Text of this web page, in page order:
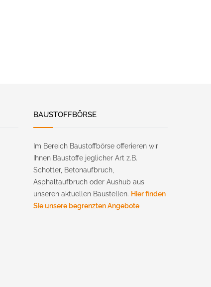
BAUSTOFFBÖRSE
Im Bereich Baustoffbörse offerieren wir
Ihnen Baustoffe jeglicher Art z.B.
Schotter, Betonaufbruch,
Asphaltaufbruch oder Aushub aus
unseren aktuellen Baustellen. Hier finden
Sie unsere begrenzten Angebote